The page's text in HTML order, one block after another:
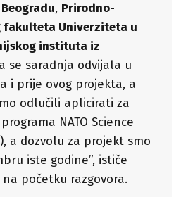
, Prirodno-
fakulteta Univerziteta u
instituta iz
se saradnja odvijala u
i prije ovog projekta, a
odlučili aplicirati za
NATO Science
a dozvolu za projekt smo
iste godine”, ističe
početku razgovora.